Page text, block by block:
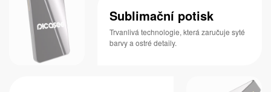
Sublimační potisk
Trvanlivá technologie, která zaručuje syté
barvy a ostré detaily.